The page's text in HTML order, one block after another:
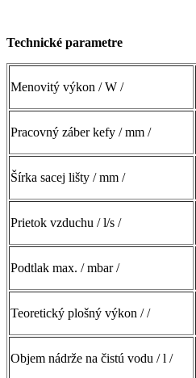
Technické parametre
Menovitý výkon / W /
Pracovný záber kefy / mm /
Šírka sacej lišty / mm /
Prietok vzduchu / l/s /
Podtlak max. / mbar /
Teoretický plošný výkon / /
Objem nádrže na čistú vodu / l /